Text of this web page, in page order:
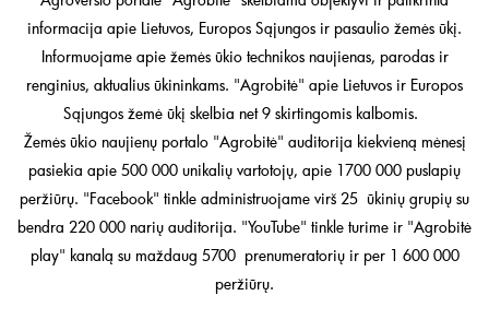
informacija apie Lietuvos, Europos Sąjungos ir pasaulio žemės ūkį.
Informuojame apie žemės ūkio technikos naujienas, parodas ir
renginius, aktualius ūkininkams. "Agrobitė" apie Lietuvos ir Europos
Sąjungos žemė ūkį skelbia net 9 skirtingomis kalbomis.
Žemės ūkio naujienų portalo "Agrobitė" auditorija kiekvieną mėnesį
pasiekia apie 500 000 unikalių vartotojų, apie 1700 000 puslapių
peržiūrų. "Facebook" tinkle administruojame virš 25 ūkinių grupių su
bendra 220 000 narių auditorija. "YouTube" tinkle turime ir "Agrobitė
play" kanalą su maždaug 5700 prenumeratorių ir per 1 600 000
peržiūrų.